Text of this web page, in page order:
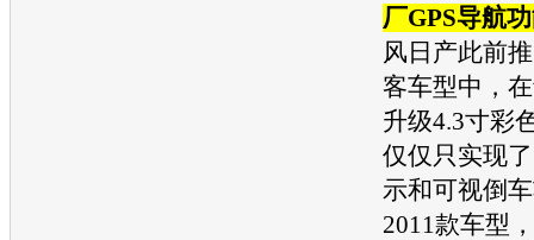
厂GPS导航
风日产此前
客车型中，
升级4.3寸彩
仅仅只实现
示和可视倒
2011款车型